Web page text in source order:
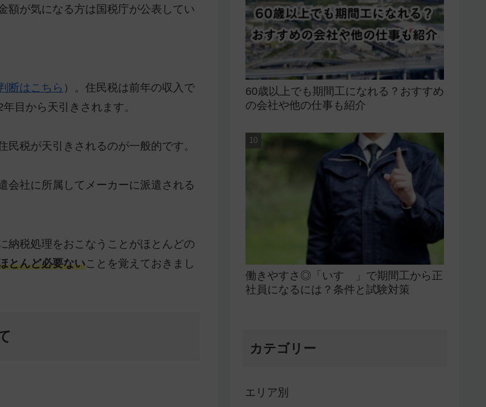
額が気になる方は国税庁が公表してい
断はこちら ）。住民税は前年の収入で
目から天引きされます。
税が天引きされるのが一般的です。
会社に所属してメーカーに派遣される
納税処理をおこなうことがほとんどの
とんど必要ないことを覚えておきまし
60歳以上でも期間工になれる？おすすめ
の会社や他の仕事も紹介
働きやすさ◎「いすゞ」で期間工から正
社員になるには？条件と試験対策
カテゴリー
エリア別